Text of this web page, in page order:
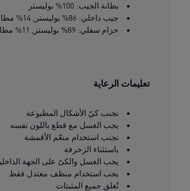
بطانة الجيب: 100% بوليستر
جيب داخلي: 86% بوليستر, 14% مطاط
حزام سفلي: 89% بوليستر, 11% مطاط
تعليمات الرعاية
تجنب كيّ الأشكال المطبوعة
يجب الغسل مع قطع باللون نفسه
تجنب استخدام منعّم الأقمشة
باستثناء الزخرفة
يجب الغسل والكىّ على الجهة
يجب استخدام منظف معتدل فقط
تُغلق جميع المثبتات